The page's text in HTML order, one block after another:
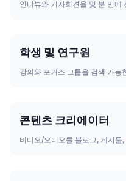
인터뷰와 기자회견을 몇 분 만에
학생 및 연구원
강의와 포커스 그룹을 검색 가능
콘텐츠 크리에이터
비디오/오디오를 블로그, 게시물